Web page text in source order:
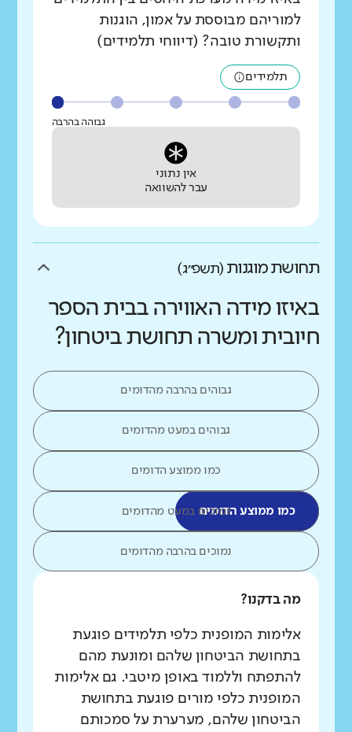
למוריהם מבוססת על אמון, הוגנות
ותקשורת טובה? (דיווחי תלמידים)
תלמידים
גבוהה בהרבה
אין נתוני
עבר להשוואה
תחושת מוגנות (תשפ״ג)
באיזו מידה האווירה בבית הספר
חיובית ומשרה תחושת ביטחון?
גבוהים בהרבה מהדומים
גבוהים במעט מהדומים
כמו ממוצע הדומים
כמו ממוצע הדומיםנמוכים במעט מהדומים
נמוכים בהרבה מהדומים
מה בדקנו?
אלימות המופנית כלפי תלמידים פוגעת
בתחושת הביטחון שלהם ומונעת מהם
להתפתח וללמוד באופן מיטבי. גם אלימות
המופנית כלפי מורים פוגעת בתחושת
הביטחון שלהם, מערערת על סמכותם